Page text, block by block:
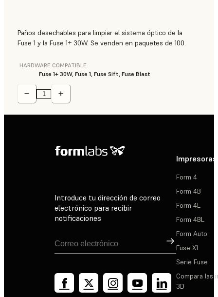
Paños desechables para limpiar el sistema óptico de la
Fuse 1 y la Fuse 1+ 30W. Se venden en paquetes de 100.
HARDWARE COMPATIBLE
Fuse 1+ 30W, Fuse 1, Fuse Sift, Fuse Blast
Introduce tu dirección de correo
electrónico para recibir
notificaciones
Suscribirse
Impresoras
Form 4
Form 4B
Form 4L
Form 4BL
Form Auto
Fuse X1
Serie Fuse
Compara las
3D